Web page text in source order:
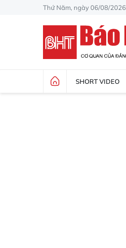
Thứ Năm, ngày 06/08/2026
SHORT VIDEO